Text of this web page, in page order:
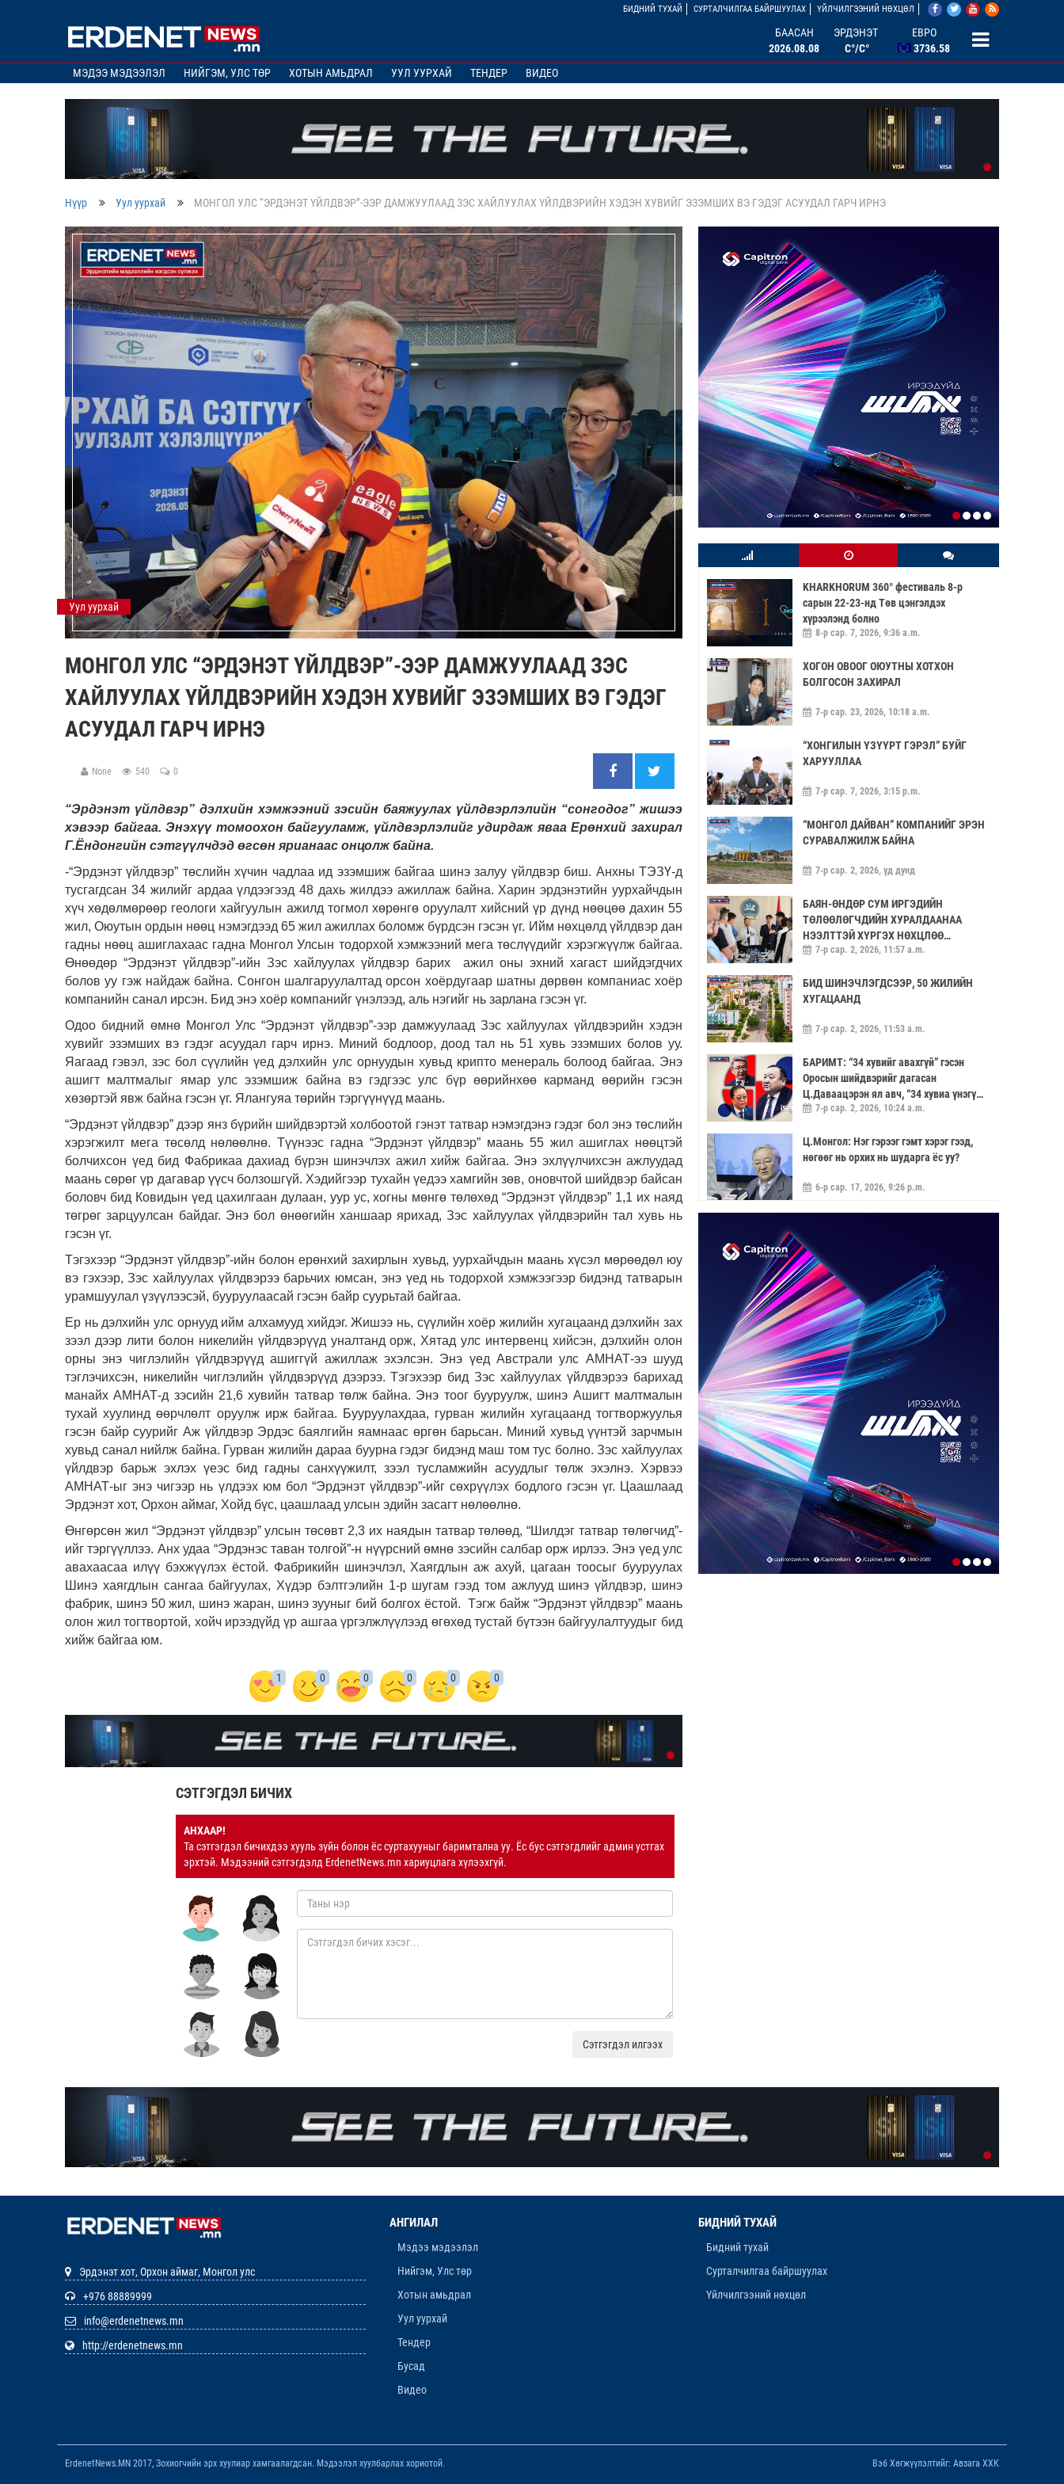
БИДНИЙ ТУХАЙ СУРТАЛЧИЛГАА БАЙРШУУЛАХ ҮЙЛЧИЛГЭЭНИЙ НӨХЦӨЛ
БААСАН
2026.08.08
ЭРДЭНЭТ
C°/C°
3527.07
ЕВРО
3736.58
БНХАУ ЮАНЬ
46.46
БНСУ ВОН
2.67
МЭДЭЭ МЭДЭЭЛЭЛ НИЙГЭМ, УЛС ТӨР ХОТЫН АМЬДРАЛ УУЛ УУРХАЙ ТЕНДЕР ВИДЕО
Нүүр Уул уурхай МОНГОЛ УЛС “ЭРДЭНЭТ ҮЙЛДВЭР”-ЭЭР ДАМЖУУЛААД ЗЭС ХАЙЛУУЛАХ ҮЙЛДВЭРИЙН ХЭДЭН ХУВИЙГ ЭЗЭМШИХ ВЭ ГЭДЭГ АСУУДАЛ ГАРЧ ИРНЭ
Уул уурхай
МОНГОЛ УЛС “ЭРДЭНЭТ ҮЙЛДВЭР”-ЭЭР ДАМЖУУЛААД ЗЭС
ХАЙЛУУЛАХ ҮЙЛДВЭРИЙН ХЭДЭН ХУВИЙГ ЭЗЭМШИХ ВЭ ГЭДЭГ
АСУУДАЛ ГАРЧ ИРНЭ
None 540 0
“Эрдэнэт үйлдвэр” дэлхийн хэмжээний зэсийн баяжуулах үйлдвэрлэлийн “сонгодог” жишээ
хэвээр байгаа. Энэхүү томоохон байгууламж, үйлдвэрлэлийг удирдаж яваа Ерөнхий захирал
Г.Ёндонгийн сэтгүүлчдэд өгсөн ярианаас онцолж байна.
-“Эрдэнэт үйлдвэр” төслийн хүчин чадлаа ид эзэмшиж байгаа шинэ залуу үйлдвэр биш. Анхны ТЭЗҮ-д
тусгагдсан 34 жилийг ардаа үлдээгээд 48 дахь жилдээ ажиллаж байна. Харин эрдэнэтийн уурхайчдын
хүч хөдөлмөрөөр геологи хайгуулын ажилд тогмол хөрөнгө оруулалт хийсний үр дүнд нөөцөө дахин 55
жил, Оюутын ордын нөөц нэмэгдээд 65 жил ажиллах боломж бүрдсэн гэсэн үг. Ийм нөхцөлд үйлдвэр дан
гадны нөөц ашиглахаас гадна Монгол Улсын тодорхой хэмжээний мега төслүүдийг хэрэгжүүлж байгаа.
Өнөөдөр “Эрдэнэт үйлдвэр”-ийн Зэс хайлуулах үйлдвэр барих ажил оны эхний хагаст шийдэгдчих
болов уу гэж найдаж байна. Сонгон шалгаруулалтад орсон хоёрдугаар шатны дөрвөн компаниас хоёр
компанийн санал ирсэн. Бид энэ хоёр компанийг үнэлээд, аль нэгийг нь зарлана гэсэн үг.
Одоо бидний өмнө Монгол Улс “Эрдэнэт үйлдвэр”-ээр дамжуулаад Зэс хайлуулах үйлдвэрийн хэдэн
хувийг эзэмших вэ гэдэг асуудал гарч ирнэ. Миний бодлоор, доод тал нь 51 хувь эзэмших болов уу.
Яагаад гэвэл, зэс бол сүүлийн үед дэлхийн улс орнуудын хувьд крипто менераль болоод байгаа. Энэ
ашигт малтмалыг ямар улс эзэмшиж байна вэ гэдгээс улс бүр өөрийнхөө карманд өөрийн гэсэн
хөзөртэй явж байна гэсэн үг. Ялангуяа төрийн тэргүүнүүд маань.
“Эрдэнэт үйлдвэр” дээр янз бүрийн шийдвэртэй холбоотой гэнэт татвар нэмэгдэнэ гэдэг бол энэ төслийн
хэрэгжилт мега төсөлд нөлөөлнө. Түүнээс гадна “Эрдэнэт үйлдвэр” маань 55 жил ашиглах нөөцтэй
болчихсон үед бид Фабрикаа дахиад бүрэн шинэчлэх ажил хийж байгаа. Энэ эхлүүлчихсэн ажлуудад
маань сөрөг үр дагавар үүсч болзошгүй. Хэдийгээр тухайн үедээ хамгийн зөв, оновчтой шийдвэр байсан
боловч бид Ковидын үед цахилгаан дулаан, уур ус, хогны мөнгө төлөхөд “Эрдэнэт үйлдвэр” 1,1 их наяд
төгрөг зарцуулсан байдаг. Энэ бол өнөөгийн ханшаар ярихад, Зэс хайлуулах үйлдвэрийн тал хувь нь
гэсэн үг.
Тэгэхээр “Эрдэнэт үйлдвэр”-ийн болон ерөнхий захирлын хувьд, уурхайчдын маань хүсэл мөрөөдөл юу
вэ гэхээр, Зэс хайлуулах үйлдвэрээ барьчих юмсан, энэ үед нь тодорхой хэмжээгээр бидэнд татварын
урамшуулал үзүүлээсэй, бууруулаасай гэсэн байр суурьтай байгаа.
Ер нь дэлхийн улс орнууд ийм алхамууд хийдэг. Жишээ нь, сүүлийн хоёр жилийн хугацаанд дэлхийн зах
зээл дээр лити болон никелийн үйлдвэрүүд уналтанд орж, Хятад улс интервенц хийсэн, дэлхийн олон
орны энэ чиглэлийн үйлдвэрүүд ашиггүй ажиллаж эхэлсэн. Энэ үед Австрали улс АМНАТ-ээ шууд
тэглэчихсэн, никелийн чиглэлийн үйлдвэрүүд дээрээ. Тэгэхээр бид Зэс хайлуулах үйлдвэрээ барихад
манайх АМНАТ-д зэсийн 21,6 хувийн татвар төлж байна. Энэ тоог бууруулж, шинэ Ашигт малтмалын
тухай хуулинд өөрчлөлт оруулж ирж байгаа. Бууруулахдаа, гурван жилийн хугацаанд тогтворжуулья
гэсэн байр суурийг Аж үйлдвэр Эрдэс баялгийн яамнаас өргөн барьсан. Миний хувьд үүнтэй зарчмын
хувьд санал нийлж байна. Гурван жилийн дараа буурна гэдэг бидэнд маш том тус болно. Зэс хайлуулах
үйлдвэр барьж эхлэх үеэс бид гадны санхүүжилт, зээл тусламжийн асуудлыг төлж эхэлнэ. Хэрвээ
АМНАТ-ыг энэ чигээр нь үлдээх юм бол “Эрдэнэт үйлдвэр”-ийг сөхрүүлэх бодлого гэсэн үг. Цаашлаад
Эрдэнэт хот, Орхон аймаг, Хойд бүс, цаашлаад улсын эдийн засагт нөлөөлнө.
Өнгөрсөн жил “Эрдэнэт үйлдвэр” улсын төсөвт 2,3 их наядын татвар төлөөд, “Шилдэг татвар төлөгчид”-
ийг тэргүүллээ. Анх удаа “Эрдэнэс таван толгой”-н нүүрсний өмнө зэсийн салбар орж ирлээ. Энэ үед улс
авахаасаа илүү бэхжүүлэх ёстой. Фабрикийн шинэчлэл, Хаягдлын аж ахуй, цагаан тоосыг бууруулах
Шинэ хаягдлын сангаа байгуулах, Хүдэр бэлтгэлийн 1-р шугам гээд том ажлууд шинэ үйлдвэр, шинэ
фабрик, шинэ 50 жил, шинэ жаран, шинэ зууныг бий болгох ёстой. Тэгж байж “Эрдэнэт үйлдвэр” маань
олон жил тогтвортой, хойч ирээдүйд үр ашгаа үргэлжлүүлээд өгөхөд тустай бүтээн байгуулалтуудыг бид
хийж байгаа юм.
1 0 0 0 0 0
СЭТГЭГДЭЛ БИЧИХ
АНХААР!
Та сэтгэгдэл бичихдээ хууль зүйн болон ёс суртахууныг баримтална уу. Ёс бус сэтгэгдлийг админ устгах
эрхтэй. Мэдээний сэтгэгдэлд ErdenetNews.mn хариуцлага хүлээхгүй.
Сэтгэгдэл илгээх
KHARKHORUM 360° фестиваль 8-р
сарын 22-23-нд Төв цэнгэлдэх
хүрээлэнд болно
8-р сар. 7, 2026, 9:36 a.m.
ХОГОН ОВООГ ОЮУТНЫ ХОТХОН
БОЛГОСОН ЗАХИРАЛ
7-р сар. 23, 2026, 10:18 a.m.
“ХОНГИЛЫН ҮЗҮҮРТ ГЭРЭЛ” БУЙГ
ХАРУУЛЛАА
7-р сар. 7, 2026, 3:15 p.m.
“МОНГОЛ ДАЙВАН” КОМПАНИЙГ ЭРЭН
СУРАВАЛЖИЛЖ БАЙНА
7-р сар. 2, 2026, үд дунд
БАЯН-ӨНДӨР СУМ ИРГЭДИЙН
ТӨЛӨӨЛӨГЧДИЙН ХУРАЛДААНАА
НЭЭЛТТЭЙ ХҮРГЭХ НӨХЦЛӨӨ
САЙЖРУУЛААЧ
7-р сар. 2, 2026, 11:57 a.m.
БИД ШИНЭЧЛЭГДСЭЭР, 50 ЖИЛИЙН
ХУГАЦААНД
7-р сар. 2, 2026, 11:53 a.m.
БАРИМТ: “34 хувийг авахгүй” гэсэн
Оросын шийдвэрийг дагасан
Ц.Даваацэрэн ял авч, “34 хувиа үнэгүй
өгье” гэсэн саналыг хүлээн аваагүй
7-р сар. 2, 2026, 10:24 a.m.
Ц.Монгол: Нэг гэрээг гэмт хэрэг гээд,
нөгөөг нь орхих нь шударга ёс уу?
6-р сар. 17, 2026, 9:26 p.m.
ҮЙЛДВЭРИЙН ХЭДЭН ХУВИЙГ
ЭЗЭМШИХ ВЭ ГЭДЭГ АСУУДАЛ ГАРЧ
ИРНЭ
5-р сар. 21, 2026, 11:40 a.m.
ЗУУН НАСЫГ ДАВСАН “ХӨВЧИЙН ХӨХ
ГОНИО” АЛДАРТАЙ Д.ГОНЧИГДАГВА
2-р сар. 17, 2026, 10:38 a.m.
ОРОН НУТАГТ ГАЗАР ОЛГОХ ЭРХ
МЭДЛИЙГ ШИЛЖҮҮЛНЭ
1-р сар. 19, 2026, 10:54 a.m.
ТЭТГЭВРИЙН ЗЭЭЛИЙН ХҮҮГ
БУУРУУЛАХ, УРТАСГАХ ЧИГЛЭЛЭЭР
АЖИЛЛАНА
1-р сар. 19, 2026, 10:52 a.m.
ИРГЭДИЙН НЭРИЙН ДАНСНЫ
ХУРИМТЛАЛЫГ НЭГ САЯД ХҮРГЭНЭ
ТӨГРӨГӨӨР БҮРЭН ШИНЭЧИЛНЭ
11-р сар. 14, 2025, 5:53 p.m.
Эрдэнэт хот, Орхон аймаг, Монгол улс
+976 88889999
info@erdenetnews.mn
http://erdenetnews.mn
АНГИЛАЛ
Мэдээ мэдээлэл
Нийгэм, Улс төр
Хотын амьдрал
Уул уурхай
Тендер
Бусад
Видео
БИДНИЙ ТУХАЙ
Бидний тухай
Сурталчилгаа байршуулах
Үйлчилгээний нөхцөл
ErdenetNews.MN 2017, Зохиогчийн эрх хуулиар хамгаалагдсан. Мэдээлэл хуулбарлах хориотой. Вэб Хөгжүүлэлтийг: Авзага ХХК